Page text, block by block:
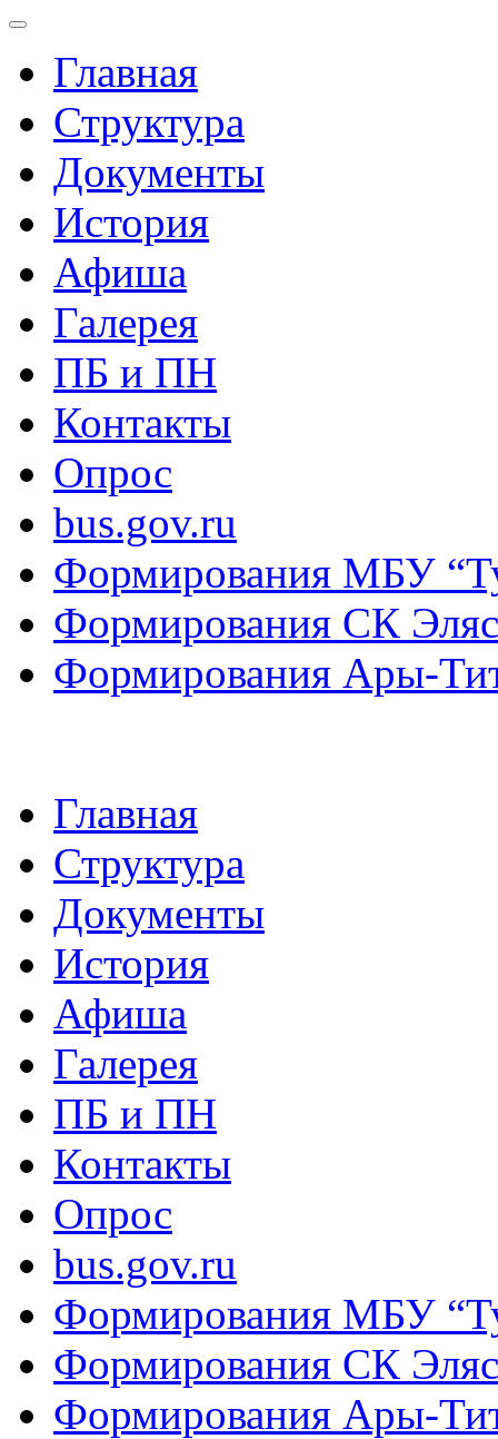
Главная
Структура
Документы
История
Афиша
Галерея
ПБ и ПН
Контакты
Опрос
bus.gov.ru
Формирования МБУ
Формирования СК
Формирования Ары-
Главная
Структура
Документы
История
Афиша
Галерея
ПБ и ПН
Контакты
Опрос
bus.gov.ru
Формирования МБУ
Формирования СК
Формирования Ары-